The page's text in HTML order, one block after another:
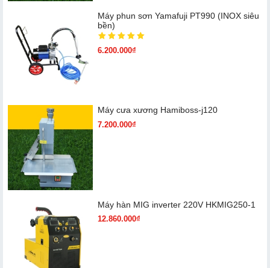
Máy phun sơn Yamafuji PT990 (INOX siêu
bền)
6.200.000₫
Máy cưa xương Hamiboss-j120
7.200.000₫
Máy hàn MIG inverter 220V HKMIG250-1
12.860.000₫